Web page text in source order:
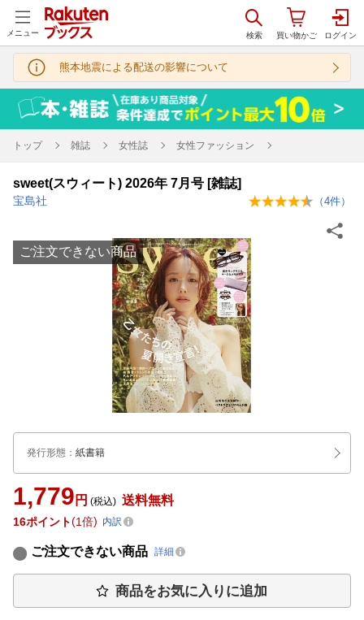
メニュー
熊本地震による配送の影響について
トップ 雑誌 女性誌 女性ファッション
sweet(スウィート) 2026年 7月号 [雑誌]
宝島社 （4件）
ご注文できない商品
発行形態 ： 紙書籍
1,779 円 (税込) 送料無料
16ポイント 1倍 内訳
ご注文できない商品 詳細
商品をお気に入りに追加